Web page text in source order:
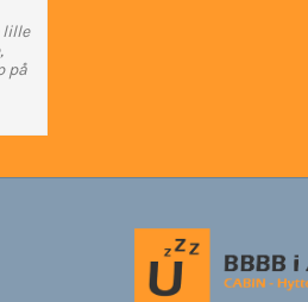
lille
på